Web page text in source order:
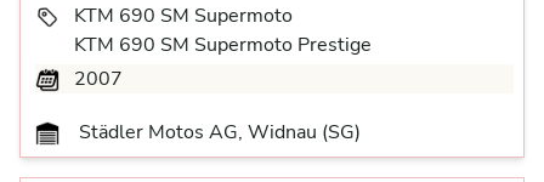
KTM 690 SM Supermoto
KTM 690 SM Supermoto Prestige
2007
Städler Motos AG, Widnau (SG)